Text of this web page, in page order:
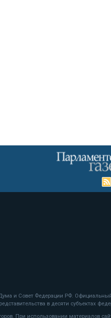
и Совет Федерации РФ.
в десяти субъектах
При использовании материалов